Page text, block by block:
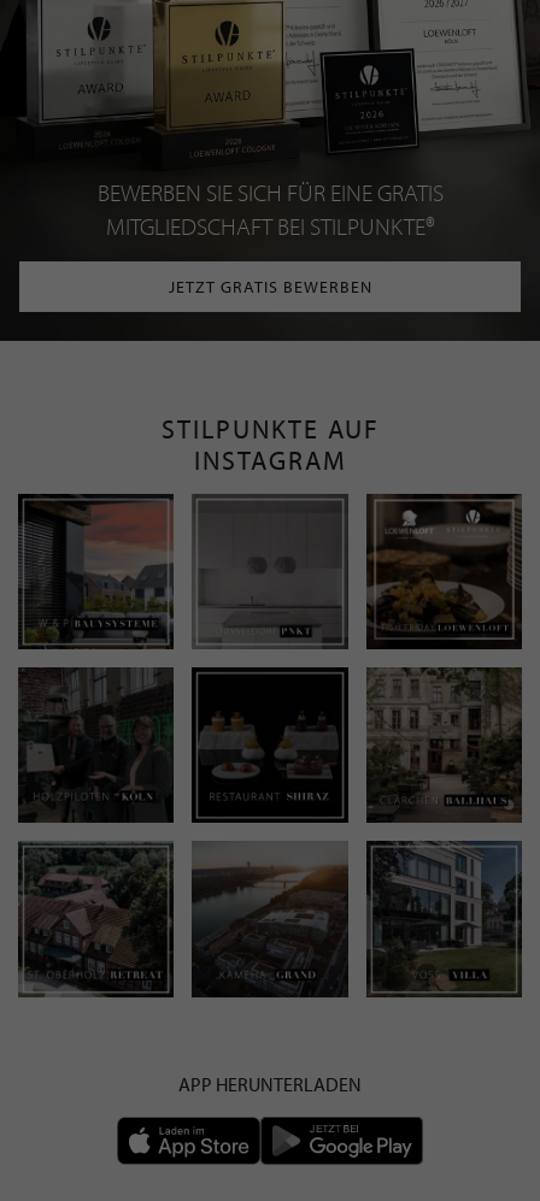
BEWERBEN SIE SICH FÜR EINE GRATIS
MITGLIEDSCHAFT BEI STILPUNKTE®
JETZT GRATIS BEWERBEN
STILPUNKTE AUF
INSTAGRAM
APP HERUNTERLADEN